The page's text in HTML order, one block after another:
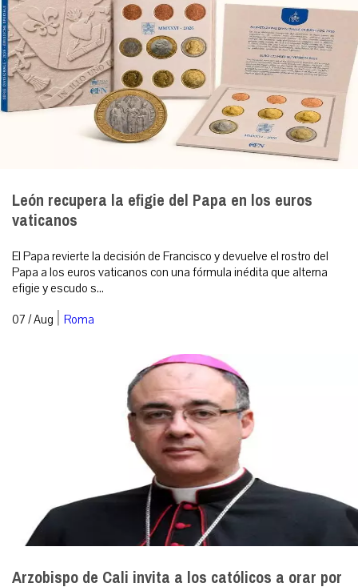
León recupera la efigie del Papa en los euros
vaticanos
El Papa revierte la decisión de Francisco y devuelve el rostro del
Papa a los euros vaticanos con una fórmula inédita que alterna
efigie y escudo s...
07 / Aug | Roma
Arzobispo de Cali invita a los católicos a orar por